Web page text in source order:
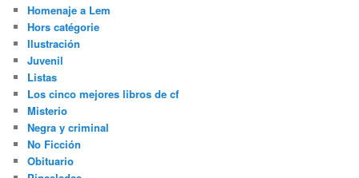
Homenaje a Lem
Hors catégorie
Ilustración
Juvenil
Listas
Los cinco mejores libros de cf
Misterio
Negra y criminal
No Ficción
Obituario